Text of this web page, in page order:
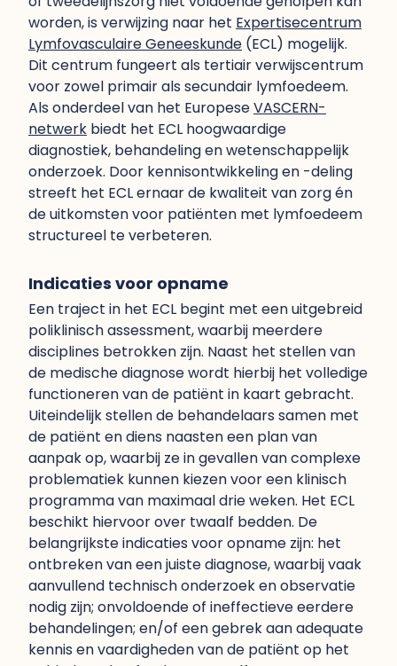
worden, is verwijzing naar het Expertisecentrum
Lymfovasculaire Geneeskunde (ECL) mogelijk.
Dit centrum fungeert als tertiair verwijscentrum
voor zowel primair als secundair lymfoedeem.
Als onderdeel van het EuropeseVASCERN-
netwerk biedt het ECL hoogwaardige
diagnostiek, behandeling en wetenschappelijk
onderzoek. Door kennisontwikkeling en -deling
streeft het ECL ernaar de kwaliteit van zorg én
de uitkomsten voor patiënten met lymfoedeem
structureel te verbeteren.
Indicaties voor opname
Een traject in het ECL begint met een uitgebreid
poliklinisch assessment, waarbij meerdere
disciplines betrokken zijn. Naast het stellen van
de medische diagnose wordt hierbij het volledige
functioneren van de patiënt in kaart gebracht.
Uiteindelijk stellen de behandelaars samen met
de patiënt en diens naasten een plan van
aanpak op, waarbij ze in gevallen van complexe
problematiek kunnen kiezen voor een klinisch
programma van maximaal drie weken. Het ECL
beschikt hiervoor over twaalf bedden. De
belangrijkste indicaties voor opname zijn: het
ontbreken van een juiste diagnose, waarbij vaak
aanvullend technisch onderzoek en observatie
nodig zijn; onvoldoende of ineffectieve eerdere
behandelingen; en/of een gebrek aan adequate
kennis en vaardigheden van de patiënt op het